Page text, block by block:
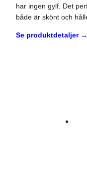
har ingen gylf. Det
både är skönt och
Se produktdetaljer →